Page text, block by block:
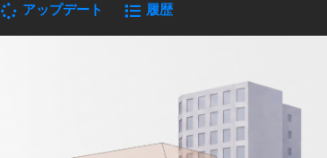
アップデート 履歴